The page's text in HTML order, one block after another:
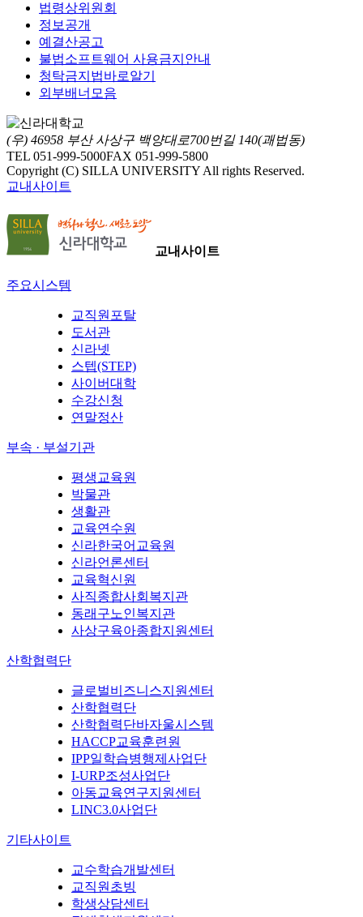
법령상위원회
정보공개
예결산공고
불법소프트웨어 사용금지안내
청탁금지법바로알기
외부배너모음
(우) 46958 부산 사상구 백양대로700번길 140(괘법동)
TEL 051-999-5000FAX 051-999-5800
Copyright (C) SILLA UNIVERSITY All rights Reserved.
교내사이트
교내사이트
주요시스템
교직원포탈
도서관
신라넷
스텝(STEP)
사이버대학
수강신청
연말정산
부속 · 부설기관
평생교육원
박물관
생활관
교육연수원
신라한국어교육원
신라언론센터
교육혁신원
사직종합사회복지관
동래구노인복지관
사상구육아종합지원센터
산학협력단
글로벌비즈니스지원센터
산학협력단
산학협력단바자울시스템
HACCP교육훈련원
IPP일학습병행제사업단
I-URP조성사업단
아동교육연구지원센터
LINC3.0사업단
기타사이트
교수학습개발센터
교직원초빙
학생상담센터